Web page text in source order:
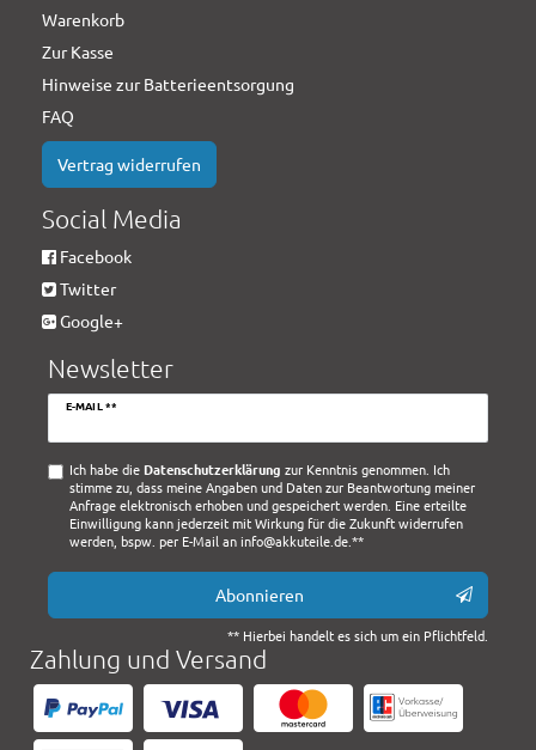
Warenkorb
Zur Kasse
Hinweise zur Batterieentsorgung
FAQ
Vertrag widerrufen
Social Media
Facebook
Twitter
Google+
Newsletter
E-MAIL **
Newsletter
Ich habe die Daten­schutz­erklärung zur Kenntnis genommen. Ich
stimme zu, dass meine Angaben und Daten zur Beantwortung meiner
Anfrage elektronisch erhoben und gespeichert werden. Eine erteilte
Einwilligung kann jederzeit mit Wirkung für die Zukunft widerrufen
werden, bspw. per E-Mail an info@akkuteile.de.**
Abonnieren
** Hierbei handelt es sich um ein Pflichtfeld.
Zahlung und Versand